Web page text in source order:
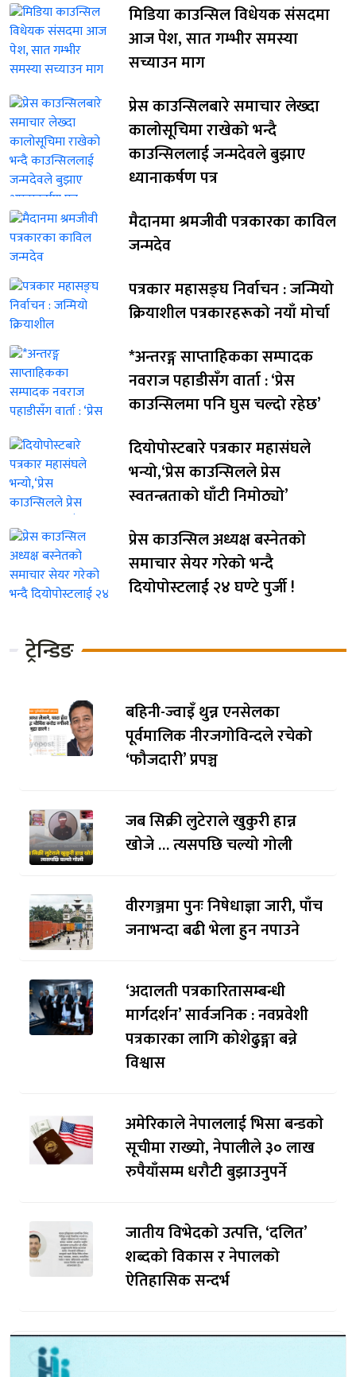
मिडिया काउन्सिल विधेयक संसदमा
आज पेश, सात गम्भीर समस्या
सच्याउन माग
प्रेस काउन्सिलबारे समाचार लेख्दा
कालोसूचिमा राखेको भन्दै
काउन्सिललाई जन्मदेवले बुझाए
ध्यानाकर्षण पत्र
मैदानमा श्रमजीवी पत्रकारका काविल
जन्मदेव
पत्रकार महासङ्घ निर्वाचन : जन्मियो
क्रियाशील पत्रकारहरूको नयाँ मोर्चा
*अन्तरङ्ग साप्ताहिकका सम्पादक
नवराज पहाडीसँग वार्ता : ‘प्रेस
काउन्सिलमा पनि घुस चल्दो रहेछ’
दियोपोस्टबारे पत्रकार महासंघले
भन्यो,‘प्रेस काउन्सिलले प्रेस
स्वतन्त्रताको घाँटी निमोठ्यो’
प्रेस काउन्सिल अध्यक्ष बस्नेतको
समाचार सेयर गरेको भन्दै
दियोपोस्टलाई २४ घण्टे पुर्जी !
ट्रेन्डिङ
बहिनी-ज्वाइँ थुन्न एनसेलका
पूर्वमालिक नीरजगोविन्दले रचेको
‘फौजदारी’ प्रपञ्च
जब सिक्री लुटेराले खुकुरी हान्न
खोजे … त्यसपछि चल्यो गोली
वीरगञ्जमा पुनः निषेधाज्ञा जारी, पाँच
जनाभन्दा बढी भेला हुन नपाउने
‘अदालती पत्रकारितासम्बन्धी
मार्गदर्शन’ सार्वजनिक : नवप्रवेशी
पत्रकारका लागि कोशेढुङ्गा बन्ने
विश्वास
अमेरिकाले नेपाललाई भिसा बन्डकाे
सूचीमा राख्यो, नेपालीले ३० लाख
रुपैयाँसम्म धरौटी बुझाउनुपर्ने
जातीय विभेदको उत्पत्ति, ‘दलित’
शब्दको विकास र नेपालको
ऐतिहासिक सन्दर्भ